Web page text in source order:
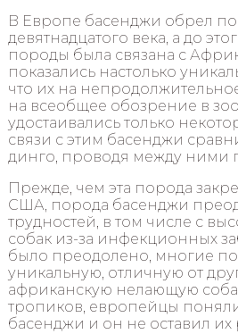
В Европе басенджи обрел
девятнадцатого века, а до
породы была связана с
показались настолько
что их на
на всеобщее обозрение в
удостаивались только
связи с этим басенджи
динго, проводя между ними
Прежде, чем эта порода
США, порода басенджи
трудностей, в том числе с
собак из-за инфекционных
было преодолено, многие
уникальную, отличную от
африканскую нелающую
тропиков, европейцы
басенджи и он не оставил